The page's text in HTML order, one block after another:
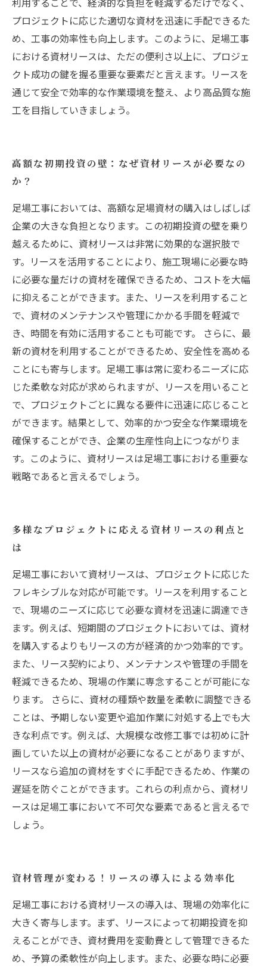
プロジェクトに応じた適切な資材を迅速に手配できるた
め、工事の効率性も向上します。このように、足場工事
における資材リースは、ただの便利さ以上に、プロジェ
クト成功の鍵を握る重要な要素だと言えます。リースを
通じて安全で効率的な作業環境を整え、より高品質な施
工を目指していきましょう。
高額な初期投資の壁：なぜ資材リースが必要なの
か？
足場工事においては、高額な足場資材の購入はしばしば
企業の大きな負担となります。この初期投資の壁を乗り
越えるために、資材リースは非常に効果的な選択肢で
す。リースを活用することにより、施工現場に必要な時
に必要な量だけの資材を確保できるため、コストを大幅
に抑えることができます。また、リースを利用すること
で、資材のメンテナンスや管理にかかる手間を軽減で
き、時間を有効に活用することも可能です。 さらに、最
新の資材を利用することができるため、安全性を高める
ことにも寄与します。足場工事は常に変わるニーズに応
じた柔軟な対応が求められますが、リースを用いること
で、プロジェクトごとに異なる要件に迅速に応じること
ができます。結果として、効率的かつ安全な作業環境を
確保することができ、企業の生産性向上につながりま
す。このように、資材リースは足場工事における重要な
戦略であると言えるでしょう。
多様なプロジェクトに応える資材リースの利点と
は
足場工事において資材リースは、プロジェクトに応じた
フレキシブルな対応が可能です。リースを利用すること
で、現場のニーズに応じて必要な資材を迅速に調達でき
ます。例えば、短期間のプロジェクトにおいては、資材
を購入するよりもリースの方が経済的かつ効率的です。
また、リース契約により、メンテナンスや管理の手間を
軽減できるため、現場の作業に専念することが可能にな
ります。 さらに、資材の種類や数量を柔軟に調整できる
ことは、予期しない変更や追加作業に対処する上でも大
きな利点です。例えば、大規模な改修工事では初めに計
画していた以上の資材が必要になることがありますが、
リースなら追加の資材をすぐに手配できるため、作業の
遅延を防ぐことができます。これらの利点から、資材リ
ースは足場工事において不可欠な要素であると言えるで
しょう。
資材管理が変わる！リースの導入による効率化
足場工事における資材リースの導入は、現場の効率化に
大きく寄与します。まず、リースによって初期投資を抑
えることができ、資材費用を変動費として管理できるた
め、予算の柔軟性が向上します。また、必要な時に必要